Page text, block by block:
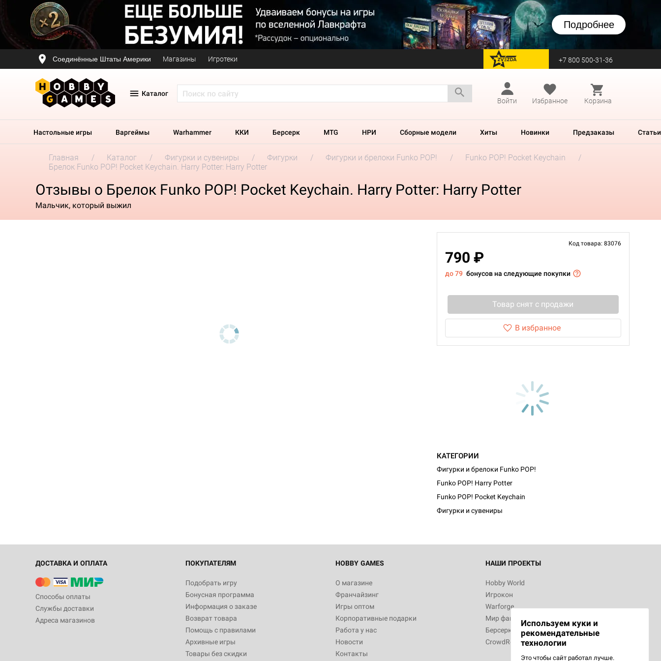
Подробнее
Соединённые Штаты Америки Магазины Игротеки перейти на Zvezda +7 800 500-31-36
Каталог
Войти
Избранное Корзина
Настольные игры Варгеймы Warhammer ККИ Берсерк MTG НРИ Сборные модели Хиты Новинки Предзаказы Статьи
Главная Каталог Фигурки и сувениры Фигурки Фигурки и брелоки Funko POP!
Funko POP! Pocket Keychain
Брелок Funko POP! Pocket Keychain. Harry Potter: Harry Potter
Отзывы о Брелок Funko POP! Pocket Keychain. Harry Potter: Harry Potter
Мальчик, который выжил
Код товара: 83076
790 ₽
до 79 бонусов на следующие покупки
Товар снят с продажи
В избранное
КАТЕГОРИИ
Фигурки и брелоки Funko POP!
Funko POP! Harry Potter
Funko POP! Pocket Keychain
Фигурки и сувениры
ДОСТАВКА И ОПЛАТА
Способы оплаты
Службы доставки
Адреса магазинов
ПОКУПАТЕЛЯМ
Подобрать игру
Бонусная программа
Информация о заказе
Возврат товара
Помощь с правилами
Архивные игры
Товары без скидки
HOBBY GAMES
О магазине
Франчайзинг
Игры оптом
Корпоративные подарки
Работа у нас
Новости
Контакты
НАШИ ПРОЕКТЫ
Hobby World
Игрокон
Warforge
Мир фантастики
Берсерк
CrowdRepublic
Используем куки и
рекомендательные
технологии
Это чтобы сайт работал лучше.